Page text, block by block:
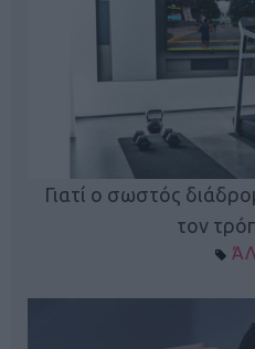
Γιατί ο σωστός
τον